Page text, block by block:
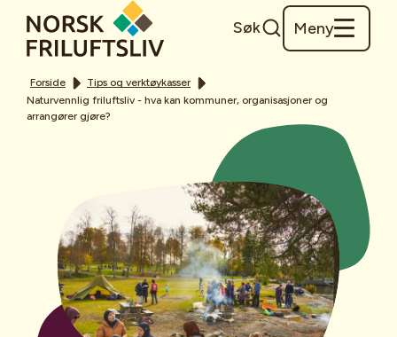
Søk Meny
Forside
Tips og verktøykasser
Naturvennlig friluftsliv - hva kan kommuner, organisasjoner og
arrangører gjøre?